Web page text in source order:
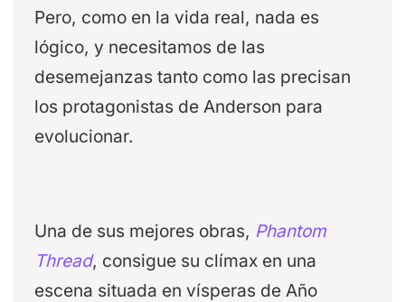
Pero, como en la vida real, nada es
lógico, y necesitamos de las
desemejanzas tanto como las precisan
los protagonistas de Anderson para
evolucionar.
Una de sus mejores obras, Phantom
Thread, consigue su clímax en una
escena situada en vísperas de Año